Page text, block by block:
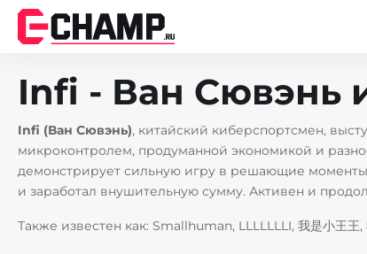
Infi - Ван Сювэнь
Infi (Ван Сювэнь), китайский киберспортсмен,
микроконтролем, продуманной экономикой и
демонстрирует сильную игру в решающие
и заработал внушительную сумму. Активен и
Также известен как: Smallhuman, LLLLLLLI, 我是小王王,